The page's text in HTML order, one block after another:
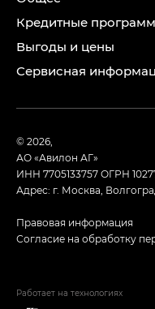
Кредитные
Выгоды и цены
Сервисная
© 2026,
АО «Авилон АГ»
ИНН 7705133757ОГРН
Адрес: г. Москва,
Правовая информация
Согласие на обработку
Работает на технологиях